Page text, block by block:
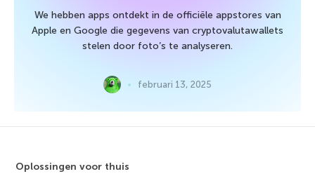
We hebben apps ontdekt in de officiële appstores van
Apple en Google die gegevens van cryptovalutawallets
stelen door foto’s te analyseren.
februari 13, 2025
Oplossingen voor thuis